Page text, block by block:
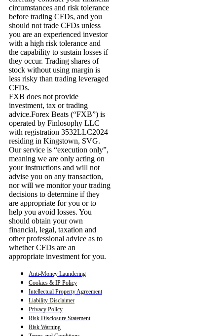
circumstances and risk tolerance
before trading CFDs, and you
should not trade CFDs unless
you are an experienced investor
with a high risk tolerance and
the capability to sustain losses if
they occur. Trading shares of
stock without using margin is
less risky than trading leveraged
CFDs.
FXB does not provide
investment, tax or trading
advice.Forex Beats (“FXB”) is
operated by Finlosophy LLC
with registration 3532LLC2024
residing in Kingstown, SVG.
Our service is “execution only”,
meaning we are only acting on
your instructions and will not
advise you on any transaction,
nor will we monitor your trading
decisions to determine if they
are appropriate for you or to
help you avoid losses. You
should obtain your own
financial, legal, taxation and
other professional advice as to
whether CFDs are an
appropriate investment for you.
Anti-Money Laundering
Cookies & IP Policy
Intellectual Property Agreement
Liability Disclaimer
Privacy Policy
Risk Disclosure Statement
Risk Warning